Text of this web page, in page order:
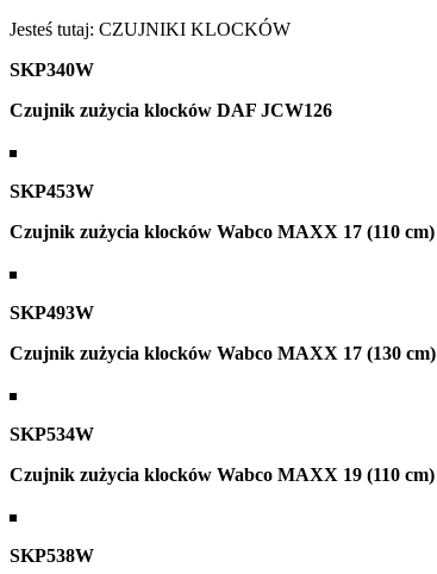
Jesteś tutaj: CZUJNIKI KLOCKÓW
SKP340W
Czujnik zużycia klocków DAF JCW126
SKP453W
Czujnik zużycia klocków Wabco MAXX 17 (110 cm)
SKP493W
Czujnik zużycia klocków Wabco MAXX 17 (130 cm)
SKP534W
Czujnik zużycia klocków Wabco MAXX 19 (110 cm)
SKP538W